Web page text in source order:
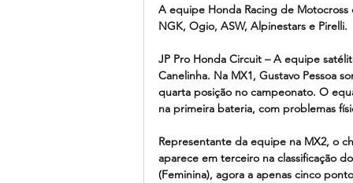
A equipe Honda Racing de
NGK, Ogio, ASW, Alpinestars e Pirelli.
JP Pro Honda Circuit – A equipe
Canelinha. Na MX1, Gustavo Pessoa
quarta posição no campeonato. O
na primeira bateria, com problemas
Representante da equipe na MX2, o
aparece em terceiro na classificação
(Feminina), agora a apenas cinco